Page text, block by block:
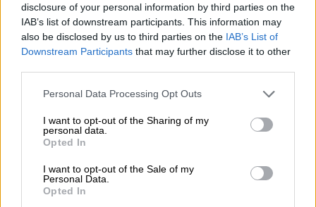
disclosure of your personal information by third parties on the
IAB’s list of downstream participants. This information may
also be disclosed by us to third parties on the IAB’s List of
Downstream Participants that may further disclose it to other
Please note that this website/app uses one or more Google
not limited to your visit or usage behaviour. You may click to
grant or deny consent to Google and its third-party tags to
use your data for below specified purposes in below Google
consent section.
Personal Data Processing Opt Outs
I want to opt-out of the Sharing of my
personal data.
Opted In
I want to opt-out of the Sale of my
Personal Data.
Opted In
Γκέλαρε η Μίλαν στο Ούντινε αλλά ο Ζλάταν
πέτυχε ένα φανταστικό γκολ